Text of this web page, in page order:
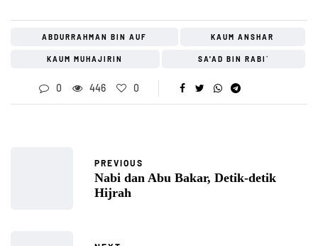
ABDURRAHMAN BIN AUF KAUM ANSHAR
KAUM MUHAJIRIN SA'AD BIN RABI`
0 446 0
PREVIOUS
Nabi dan Abu Bakar, Detik-detik
Hijrah